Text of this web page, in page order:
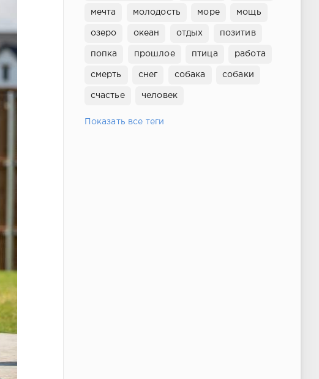
мечта молодость море мощь
озеро океан отдых позитив
попка прошлое птица работа
смерть снег собака собаки
счастье человек
Показать все теги